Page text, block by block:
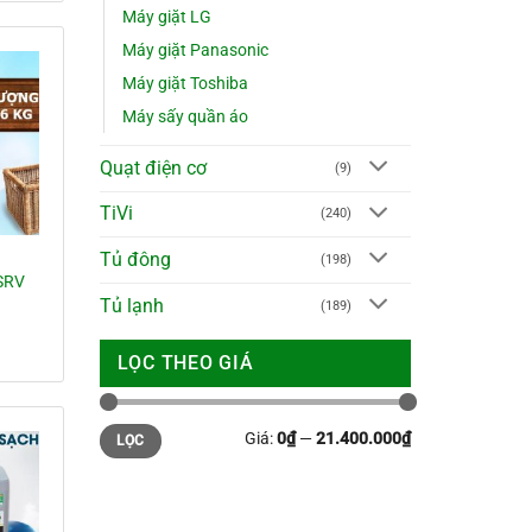
Máy giặt LG
Máy giặt Panasonic
Máy giặt Toshiba
Máy sấy quần áo
Quạt điện cơ (9)
TiVi (240)
Tủ đông (198)
Tủ lạnh (189)
LỌC THEO GIÁ
Giá
tối
thiểu
Giá
tối
đa
LỌC Giá:0₫—21.400.000₫